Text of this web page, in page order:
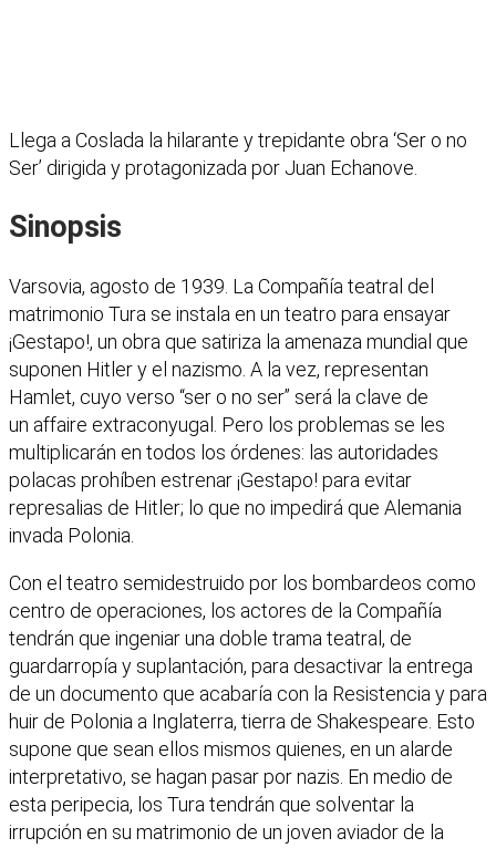
Llega a Coslada la hilarante y trepidante obra ‘Ser o no
Ser’ dirigida y protagonizada por Juan Echanove.
Sinopsis
Varsovia, agosto de 1939. La Compañía teatral del
matrimonio Tura se instala en un teatro para ensayar
¡Gestapo!, un obra que satiriza la amenaza mundial que
suponen Hitler y el nazismo. A la vez, representan
Hamlet, cuyo verso “ser o no ser” será la clave de
un affaire extraconyugal. Pero los problemas se les
multiplicarán en todos los órdenes: las autoridades
polacas prohíben estrenar ¡Gestapo! para evitar
represalias de Hitler; lo que no impedirá que Alemania
invada Polonia.
Con el teatro semidestruido por los bombardeos como
centro de operaciones, los actores de la Compañía
tendrán que ingeniar una doble trama teatral, de
guardarropía y suplantación, para desactivar la entrega
de un documento que acabaría con la Resistencia y para
huir de Polonia a Inglaterra, tierra de Shakespeare. Esto
supone que sean ellos mismos quienes, en un alarde
interpretativo, se hagan pasar por nazis. En medio de
esta peripecia, los Tura tendrán que solventar la
irrupción en su matrimonio de un joven aviador de la